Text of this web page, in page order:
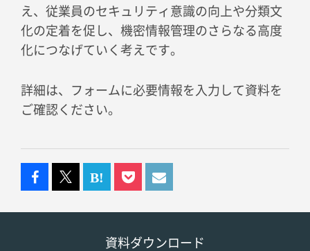
え、従業員のセキュリティ意識の向上や分類文
化の定着を促し、機密情報管理のさらなる高度
化につなげていく考えです。
詳細は、フォームに必要情報を入力して資料を
ご確認ください。
資料ダウンロード